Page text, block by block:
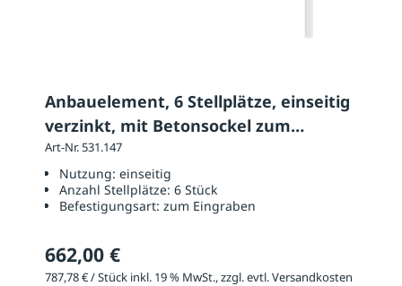
Anbauelement, 6 Stellplätze, einseitig
verzinkt, mit Betonsockel zum
Eingraben
Art-Nr. 531.147
Nutzung: einseitig
Anzahl Stellplätze: 6 Stück
Befestigungsart: zum Eingraben
662,00 €
787,78 € / Stück inkl. 19 % MwSt., zzgl. evtl. Versandkosten